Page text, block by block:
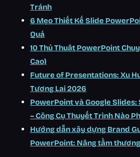
Tránh
6 Mẹo Thiết Kế Slide
Quả
10 Thủ Thuật PowerPoint
Cao)
Future of Presentations: Xu
Tương Lai 2026
PowerPoint và Google Slides:
– Công Cụ Thuyết Trình Nào
Hướng dẫn xây dựng Brand
PowerPoint: Nâng tầm